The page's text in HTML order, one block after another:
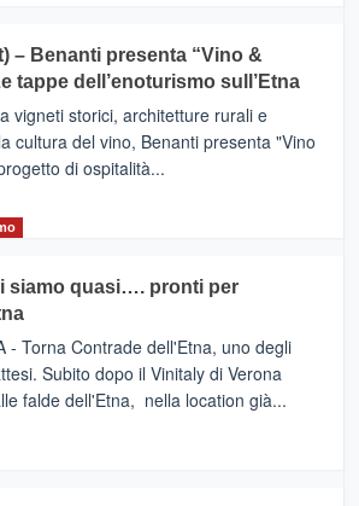
– Benanti presenta “Vino &
tappe dell’enoturismo sull’Etna
vigneti storici, architetture rurali e
cultura del vino, Benanti presenta "Vino
di ospitalità...
siamo quasi…. pronti per
- Torna Contrade dell'Etna, uno degli
Subito dopo il Vinitaly di Verona
falde dell'Etna, nella location già...